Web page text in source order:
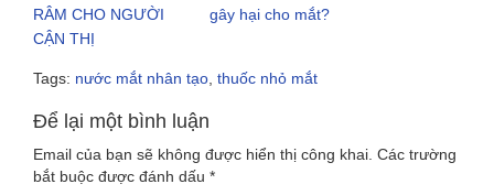
RÂM CHO NGƯỜI
CẬN THỊ
gây hại cho mắt?
Tags: nước mắt nhân tạo thuốc nhỏ mắt
Để lại một bình luận
Email của bạn sẽ không được hiển thị công khai. Các trường
bắt buộc được đánh dấu *